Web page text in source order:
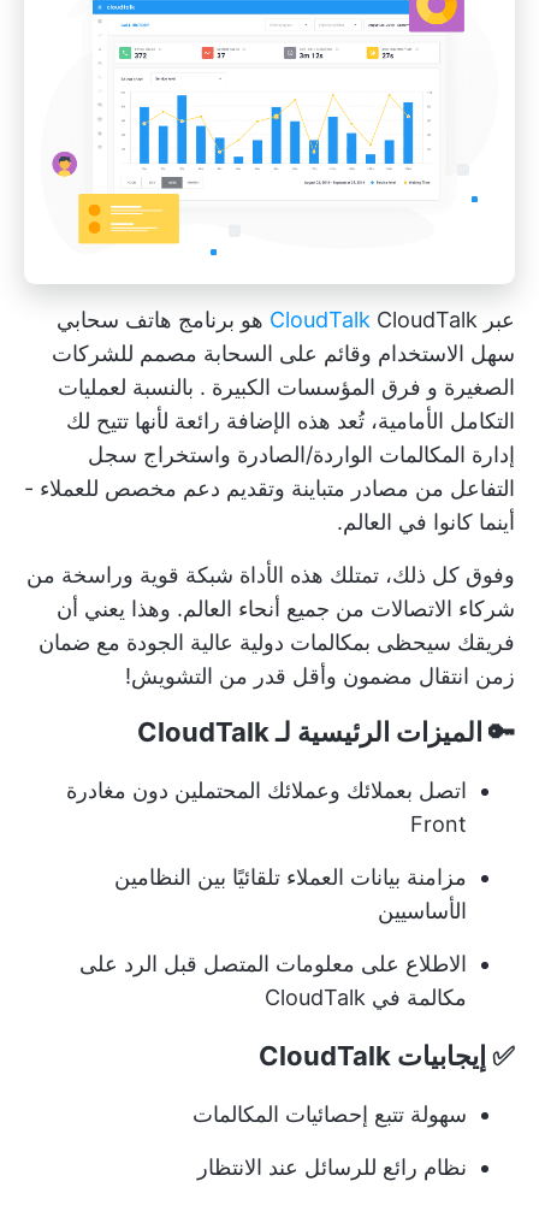
عبر CloudTalk CloudTalk هو برنامج هاتف سحابي
سهل الاستخدام وقائم على السحابة مصمم للشركات
الصغيرة و فرق المؤسسات الكبيرة . بالنسبة لعمليات
التكامل الأمامية، تُعد هذه الإضافة رائعة لأنها تتيح لك
إدارة المكالمات الواردة/الصادرة واستخراج سجل
التفاعل من مصادر متباينة وتقديم دعم مخصص للعملاء -
أينما كانوا في العالم.
وفوق كل ذلك، تمتلك هذه الأداة شبكة قوية وراسخة من
شركاء الاتصالات من جميع أنحاء العالم. وهذا يعني أن
فريقك سيحظى بمكالمات دولية عالية الجودة مع ضمان
زمن انتقال مضمون وأقل قدر من التشويش!
🔑 الميزات الرئيسية لـ CloudTalk
اتصل بعملائك وعملائك المحتملين دون مغادرة
Front
مزامنة بيانات العملاء تلقائيًا بين النظامين
الأساسيين
الاطلاع على معلومات المتصل قبل الرد على
مكالمة في CloudTalk
✅ إيجابيات CloudTalk
سهولة تتبع إحصائيات المكالمات
نظام رائع للرسائل عند الانتظار